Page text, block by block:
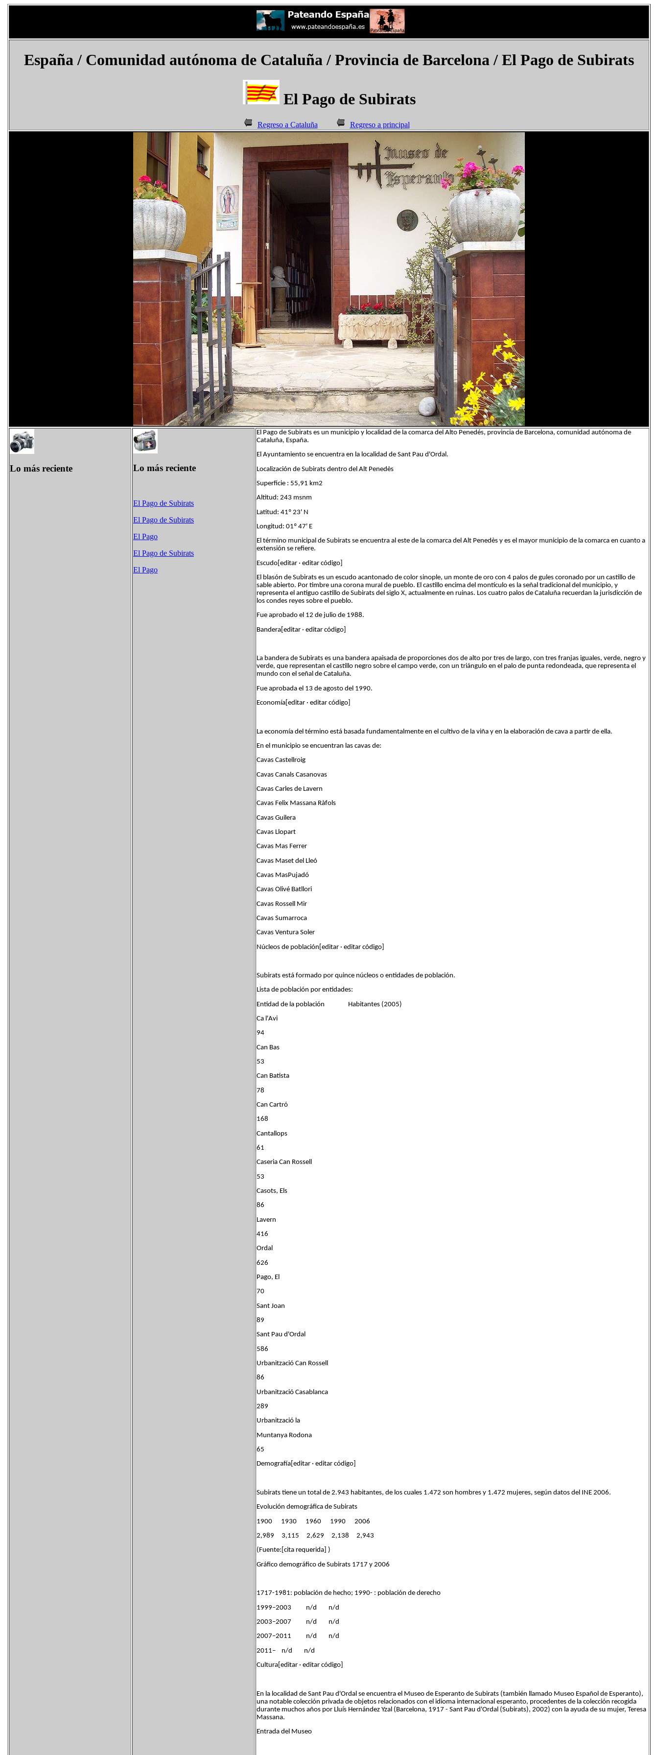
España/ Comunidad autónoma de Cataluña / Provincia de Barcelona/ El Pago de Subirats
El Pago de Subirats
Regreso a Cataluña Regreso a principal
Lo más reciente Lo más reciente
El Pago de Subirats
El Pago de Subirats
El Pago
El Pago de Subirats
El Pago
El Pago de Subirats es un municipio y localidad de la comarca del Alto Penedés, provincia de Barcelona, comunidad autónoma de
Cataluña, España.
El Ayuntamiento se encuentra en la localidad de Sant Pau d'Ordal.
Localización de Subirats dentro del Alt Penedès
Superficie : 55,91 km2
Altitud: 243 msnm
Latitud: 41º 23' N
Longitud: 01º 47' E
El término municipal de Subirats se encuentra al este de la comarca del Alt Penedès y es el mayor municipio de la comarca en cuanto a
extensión se refiere.
Escudo[editar · editar código]
El blasón de Subirats es un escudo acantonado de color sinople, un monte de oro con 4 palos de gules coronado por un castillo de
sable abierto. Por timbre una corona mural de pueblo. El castillo encima del montículo es la señal tradicional del municipio, y
representa el antiguo castillo de Subirats del siglo X, actualmente en ruinas. Los cuatro palos de Cataluña recuerdan la jurisdicción de
los condes reyes sobre el pueblo.
Fue aprobado el 12 de julio de 1988.
Bandera[editar · editar código]
La bandera de Subirats es una bandera apaisada de proporciones dos de alto por tres de largo, con tres franjas iguales, verde, negro y
verde, que representan el castillo negro sobre el campo verde, con un triángulo en el palo de punta redondeada, que representa el
mundo con el señal de Cataluña.
Fue aprobada el 13 de agosto del 1990.
Economía[editar · editar código]
La economía del término está basada fundamentalmente en el cultivo de la viña y en la elaboración de cava a partir de ella.
En el municipio se encuentran las cavas de:
Cavas Castellroig
Cavas Canals Casanovas
Cavas Carles de Lavern
Cavas Felix Massana Ràfols
Cavas Guilera
Cavas Llopart
Cavas Mas Ferrer
Cavas Maset del Lleó
Cavas MasPujadó
Cavas Olivé Batllori
Cavas Rossell Mir
Cavas Sumarroca
Cavas Ventura Soler
Núcleos de población[editar · editar código]
Subirats está formado por quince núcleos o entidades de población.
Lista de población por entidades:
Entidad de la población Habitantes (2005)
Ca l'Avi
94
Can Bas
53
Can Batista
78
Can Cartró
168
Cantallops
61
Caseria Can Rossell
53
Casots, Els
86
Lavern
416
Ordal
626
Pago, El
70
Sant Joan
89
Sant Pau d'Ordal
586
Urbanització Can Rossell
86
Urbanització Casablanca
289
Urbanització la
Muntanya Rodona
65
Demografía[editar · editar código]
Subirats tiene un total de 2.943 habitantes, de los cuales 1.472 son hombres y 1.472 mujeres, según datos del INE 2006.
Evolución demográfica de Subirats
1900 1930 1960 1990 2006
2,989 3,115 2,629 2,138 2,943
(Fuente:[cita requerida] )
Gráfico demográfico de Subirats 1717 y 2006
1717-1981: población de hecho; 1990- : población de derecho
1999–2003 n/d n/d
2003–2007 n/d n/d
2007–2011 n/d n/d
2011– n/d n/d
Cultura[editar · editar código]
En la localidad de Sant Pau d'Ordal se encuentra el Museo de Esperanto de Subirats (también llamado Museo Español de Esperanto),
una notable colección privada de objetos relacionados con el idioma internacional esperanto, procedentes de la colección recogida
durante muchos años por Lluís Hernández Yzal (Barcelona, 1917 - Sant Pau d'Ordal (Subirats), 2002) con la ayuda de su mujer, Teresa
Massana.
Entrada del Museo